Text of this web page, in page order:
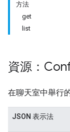
方法
get
list
資源：
在聊天室中舉行
JSON 表示法